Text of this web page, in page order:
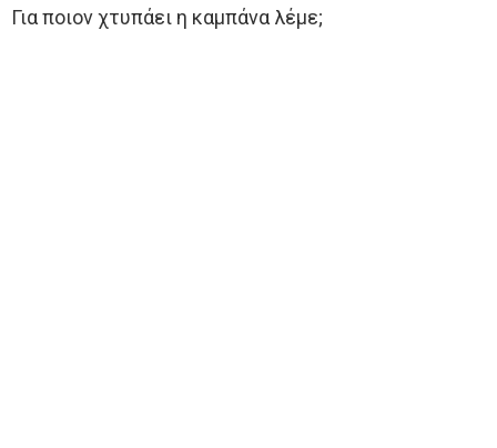
Για ποιον χτυπάει η καμπάνα λέμε;